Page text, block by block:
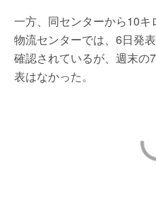
一方、同センターから10
物流センターでは、6日発
確認されているが、週末の
表はなかった。